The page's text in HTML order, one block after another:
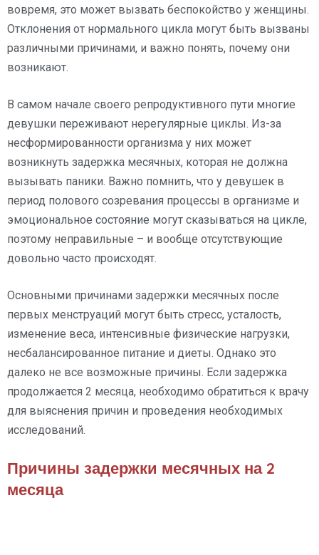
вовремя, это может вызвать беспокойство у женщины.
Отклонения от нормального цикла могут быть вызваны
различными причинами, и важно понять, почему они
возникают.
В самом начале своего репродуктивного пути многие
девушки переживают нерегулярные циклы. Из-за
несформированности организма у них может
возникнуть задержка месячных, которая не должна
вызывать паники. Важно помнить, что у девушек в
период полового созревания процессы в организме и
эмоциональное состояние могут сказываться на цикле,
поэтому неправильные – и вообще отсутствующие
довольно часто происходят.
Основными причинами задержки месячных после
первых менструаций могут быть стресс, усталость,
изменение веса, интенсивные физические нагрузки,
несбалансированное питание и диеты. Однако это
далеко не все возможные причины. Если задержка
продолжается 2 месяца, необходимо обратиться к врачу
для выяснения причин и проведения необходимых
исследований.
Причины задержки месячных на 2
месяца